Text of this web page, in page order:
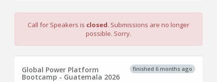
Call for Speakers is closed. Submissions are no longer
possible. Sorry.
finished 6 months ago
Global Power Platform
Bootcamp - Guatemala 2026